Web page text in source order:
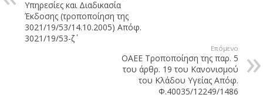
Υπηρεσίες και Διαδικασία
Έκδοσης (τροποποίηση της
3021/19/53/14.10.2005) Απόφ.
3021/19/53-ζ΄
Επόμενο
ΟΑΕΕ Τροποποίηση της παρ. 5
του άρθρ. 19 του Κανονισμού
του Κλάδου Υγείας Απόφ.
Φ.40035/12249/1486